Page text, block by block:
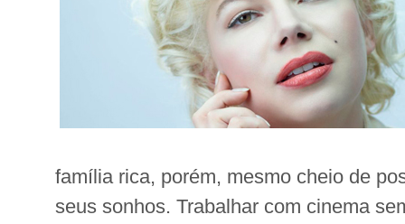
família rica, porém, mesmo cheio de
seus sonhos. Trabalhar com cinema